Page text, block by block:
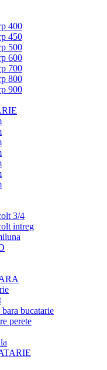
400
450
500
600
700
800
900
3/4
intreg
bucatarie
perete